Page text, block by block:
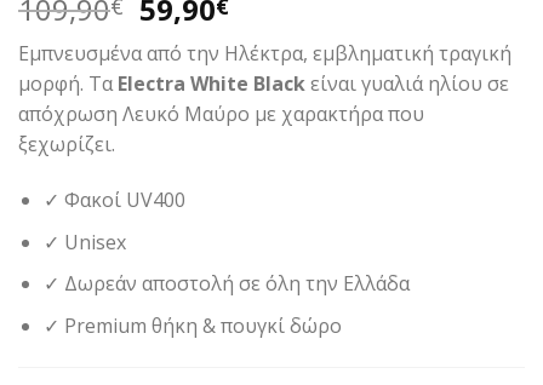
109,90€ Original
price
was:
109,90€.
59,90€Η
τρέχουσα
τιμή
είναι:
59,90€.
Εμπνευσμένα από την Ηλέκτρα, εμβληματική τραγική
μορφή. ΤαElectra White Blackείναι γυαλιά ηλίου σε
απόχρωση Λευκό Μαύρο με χαρακτήρα που
ξεχωρίζει.
✓ Φακοί UV400
✓ Unisex
✓ Δωρεάν αποστολή σε όλη την Ελλάδα
✓ Premium θήκη & πουγκί δώρο